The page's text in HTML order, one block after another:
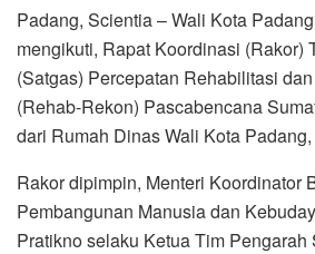
Padang, Scientia – Wali Kota
mengikuti, Rapat Koordinasi (Rakor)
(Satgas) Percepatan Rehabilitasi
(Rehab-Rekon) Pascabencana
dari Rumah Dinas Wali Kota
Rakor dipimpin, Menteri Koordinator
Pembangunan Manusia dan
Pratikno selaku Ketua Tim Pengarah